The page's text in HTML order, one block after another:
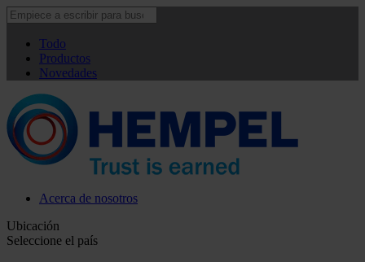
Todo
Productos
Novedades
Acerca de nosotros
Ubicación
Seleccione el país